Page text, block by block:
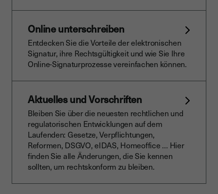
Online unterschreiben
Entdecken Sie die Vorteile der elektronischen
Signatur, ihre Rechtsgültigkeit und wie Sie Ihre
Online-Signaturprozesse vereinfachen können.
Aktuelles und Vorschriften
Bleiben Sie über die neuesten rechtlichen und
regulatorischen Entwicklungen auf dem
Laufenden: Gesetze, Verpflichtungen,
Reformen, DSGVO, eIDAS, Homeoffice … Hier
finden Sie alle Änderungen, die Sie kennen
sollten, um rechtskonform zu bleiben.